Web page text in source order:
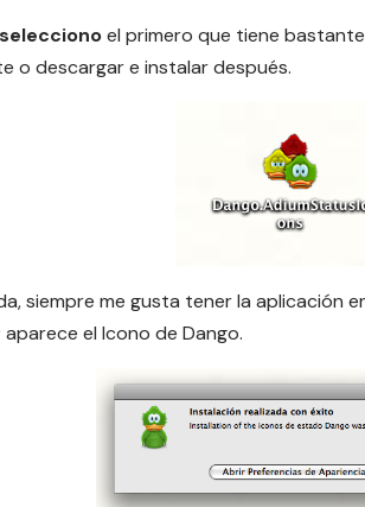
seleccionoel primero que tiene
o descargar e instalar después.
siempre me gusta tener la aplicación
aparece el Icono de Dango.